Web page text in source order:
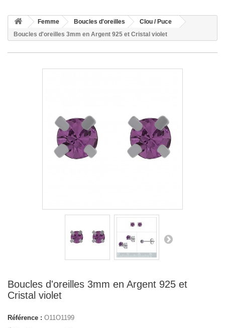
Femme Boucles d'oreilles
Clou / Puce
Boucles d'oreilles 3mm en Argent 925 et Cristal violet
Boucles d'oreilles 3mm en Argent 925 et
Cristal violet
Référence : O11O1199